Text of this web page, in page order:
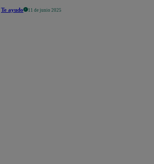
Te ayudo 11 de junio 2025